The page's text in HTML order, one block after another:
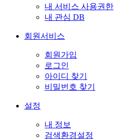
내 서비스 사용권한
내 관심 DB
회원서비스
회원가입
로그인
아이디 찾기
비밀번호 찾기
설정
내 정보
검색환경설정